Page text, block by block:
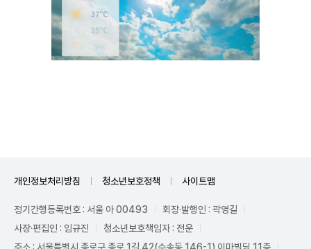
개인정보처리방침 청소년보호정책 사이트맵
정기간행등록번호 : 서울 아 00493
회장·발행인 : 곽영길
사장·편집인 : 임규진
청소년보호책임자 : 전운